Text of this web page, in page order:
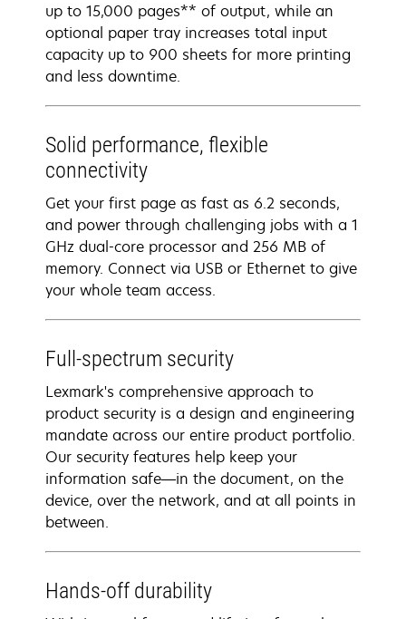
up to 15,000 pages** of output, while an
optional paper tray increases total input
capacity up to 900 sheets for more printing
and less downtime.
Solid performance, flexible
connectivity
Get your first page as fast as 6.2 seconds,
and power through challenging jobs with a 1
GHz dual-core processor and 256 MB of
memory. Connect via USB or Ethernet to give
your whole team access.
Full-spectrum security
Lexmark's comprehensive approach to
product security is a design and engineering
mandate across our entire product portfolio.
Our security features help keep your
information safe—in the document, on the
device, over the network, and at all points in
between.
Hands-off durability